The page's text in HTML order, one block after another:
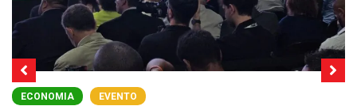
ECONOMIA EVENTO